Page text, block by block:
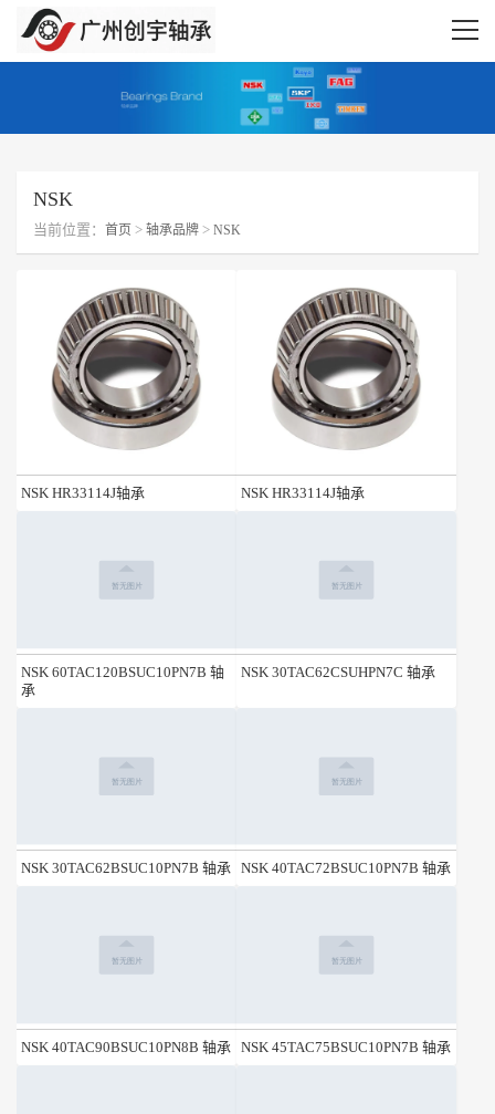
NSK
当前位置： 首页 > 轴承品牌 > NSK
NSK HR33114J轴承 NSK HR33114J轴承
NSK 60TAC120BSUC10PN7B 轴
承
NSK 30TAC62CSUHPN7C 轴承
NSK 30TAC62BSUC10PN7B 轴承 NSK 40TAC72BSUC10PN7B 轴承
NSK 40TAC90BSUC10PN8B 轴承 NSK 45TAC75BSUC10PN7B 轴承